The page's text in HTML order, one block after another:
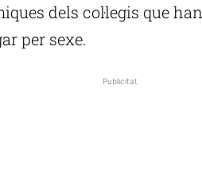
dels col·legis que
per sexe.
Publicitat